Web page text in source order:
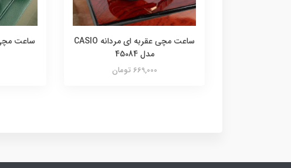
ساعت مچی عقربه ای مردانه CASIO
مدل 45084
669,000 تومان